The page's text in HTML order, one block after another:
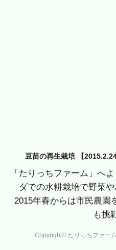
豆苗の再生栽培 【
「たりっちファーム」へ
ダでの水耕栽培で野菜
2015年春からは市民農園
も挑
Copyright© たりっちファー